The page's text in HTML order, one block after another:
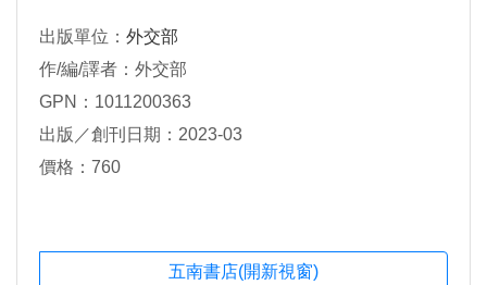
出版單位： 外交部
作/編/譯者：外交部
GPN：1011200363
出版／創刊日期：2023-03
價格：760
五南書店(開新視窗)